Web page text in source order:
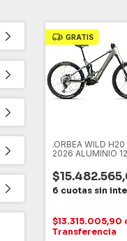
GRATIS
.ORBEA WILD H20
2026 ALUMINIO 12
$13.315.005,90
Transferencia